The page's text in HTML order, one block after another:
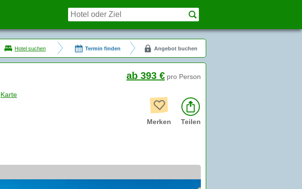
Hotel suchen Termin finden Angebot buchen
Karte
ab 393 € pro Person
Merken Teilen